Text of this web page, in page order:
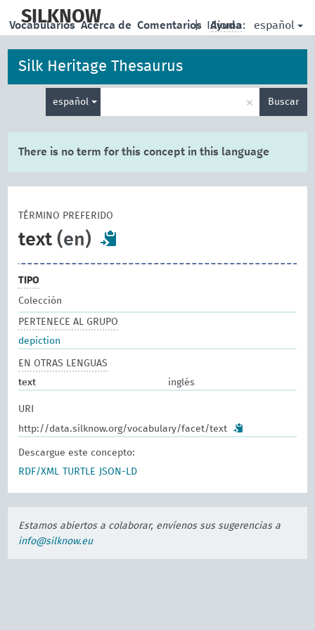
main
SILKNOW | Idioma: español
Vocabularios Acerca de Comentarios Ayuda
Silk Heritage Thesaurus
español × Buscar
There is no term for this concept in this language
TÉRMINO PREFERIDO
text(en)
TIPO
Colección
PERTENECE AL GRUPO
depiction
EN OTRAS LENGUAS
text
inglés
URI
http://data.silknow.org/vocabulary/facet/text
Descargue este concepto:
RDF/XML
TURTLE JSON-LD
Estamos abiertos a colaborar, envíenos sus sugerencias a
info@silknow.eu